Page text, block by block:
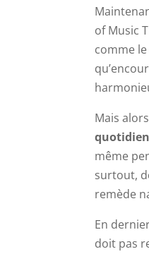
of Music
comme
Mais
même
surtout,
remède
En
doit pas